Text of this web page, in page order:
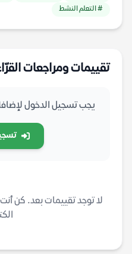
# التعلم النشط
تقييمات ومراجعات
يجب تسجيل الدخول
لا توجد تقييمات بعد. كن